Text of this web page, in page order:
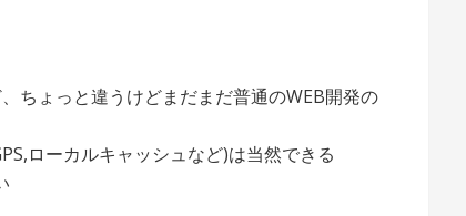
ちょっと違うけどまだまだ普通のWEB開発の
ローカルキャッシュなど)は当然できる